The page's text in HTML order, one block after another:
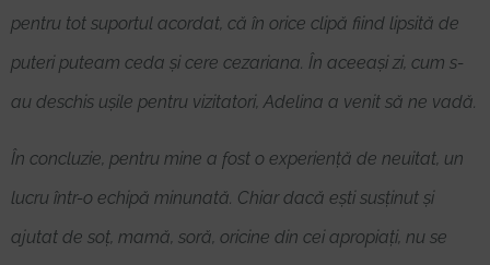
pentru tot suportul acordat, că în orice clipă fiind lipsită de
puteri puteam ceda și cere cezariana. În aceeași zi, cum s-
au deschis ușile pentru vizitatori, Adelina a venit să ne vadă.
În concluzie, pentru mine a fost o experiență de neuitat, un
lucru într-o echipă minunată. Chiar dacă ești susținut și
ajutat de soț, mamă, soră, oricine din cei apropiați, nu se